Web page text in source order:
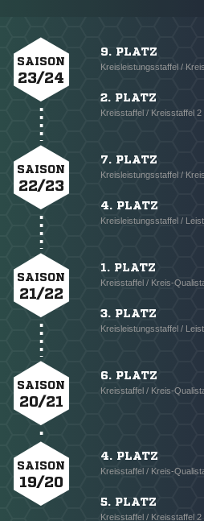
SAISON
23/24
9. PLATZ
Kreisleistungsstaffel /
2. PLATZ
Kreisstaffel / Kreisstaffel 2
SAISON
22/23
7. PLATZ
Kreisleistungsstaffel /
4. PLATZ
Kreisleistungsstaffel /
SAISON
21/22
1. PLATZ
Kreisstaffel / Kreis-
3. PLATZ
Kreisleistungsstaffel /
SAISON
20/21
6. PLATZ
Kreisstaffel / Kreis-
SAISON
19/20
4. PLATZ
Kreisstaffel / Kreis-
5. PLATZ
Kreisstaffel / Kreisstaffel 2